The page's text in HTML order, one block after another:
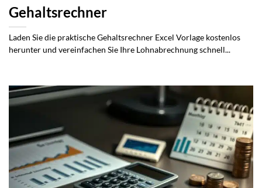
Gehaltsrechner
Laden Sie die praktische Gehaltsrechner Excel Vorlage kostenlos
herunter und vereinfachen Sie Ihre Lohnabrechnung schnell...